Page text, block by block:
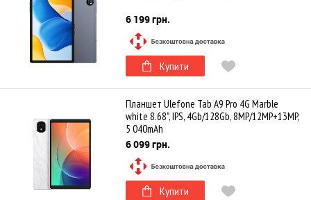
6 199 грн.
Купити
Планшет Ulefone Tab A9 Pro 4G Marble
white 8.68", IPS, 4Gb/128Gb, 8MP/12MP+13MP,
5 040mAh
6 099 грн.
Купити